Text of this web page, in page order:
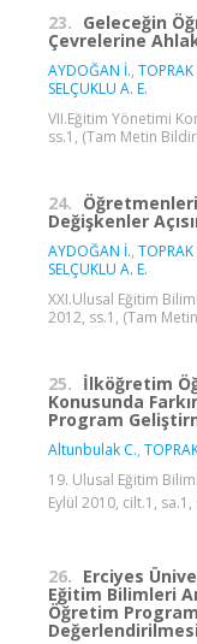
23. Geleceğin
Çevrelerine Ahlak
AYDOĞAN İ., TOPRAK
SELÇUKLU A. E.
VII.Eğitim Yönetimi
ss.1, (Tam Metin
24.
Değişkenler
AYDOĞAN İ., TOPRAK
SELÇUKLU A. E.
XXI.Ulusal Eğitim
2012, ss.1, (Tam
25. İlköğretim
Konusunda
Program
Altunbulak C.,
19. Ulusal Eğitim
Eylül 2010, cilt.1,
26. Erciyes
Eğitim Bilimleri
Öğretim
Değerlendirilmesi